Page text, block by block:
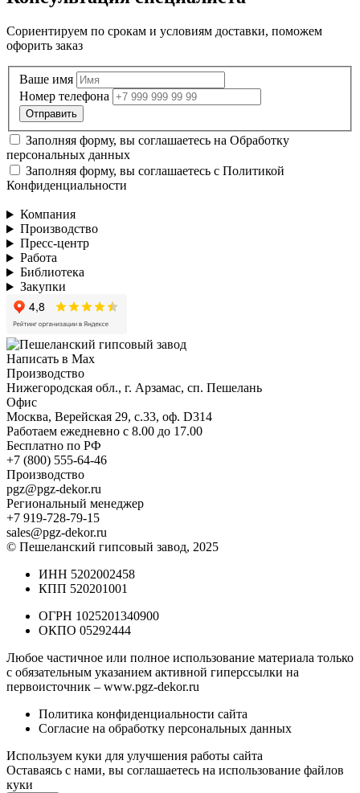
Сориентируем по срокам и условиям доставки, поможем
офорить заказ
Ваше имя
Номер телефона
Заполняя форму, вы соглашаетесь на Обработку
персональных данных
Заполняя форму, вы соглашаетесь с Политикой
Конфиденциальности
Компания
Производство
Пресс-центр
Работа
Библиотека
Закупки
Написать в Max
Производство
Нижегородская обл., г. Арзамас, сп. Пешелань
Офис
Москва, Верейская 29, с.33, оф. D314
Работаем ежедневно с 8.00 до 17.00
Бесплатно по РФ
+7 (800) 555-64-46
Производство
pgz@pgz-dekor.ru
Региональный менеджер
+7 919-728-79-15
sales@pgz-dekor.ru
© Пешеланский гипсовый завод, 2025
ИНН 5202002458
КПП 520201001
ОГРН 1025201340900
ОКПО 05292444
Любое частичное или полное использование материала только
с обязательным указанием активной гиперссылки на
первоисточник – www.pgz-dekor.ru
Политика конфиденциальности сайта
Согласие на обработку персональных данных
Используем куки для улучшения работы сайта
Оставаясь с нами, вы соглашаетесь на использование файлов
куки